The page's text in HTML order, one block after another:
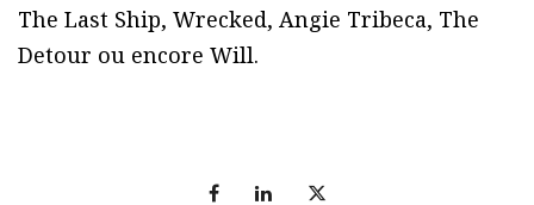
The Last Ship, Wrecked, Angie Tribeca, The
Detour ou encore Will.